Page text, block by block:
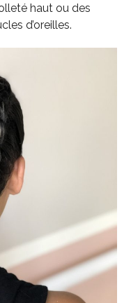
haut ou des
d’oreilles.